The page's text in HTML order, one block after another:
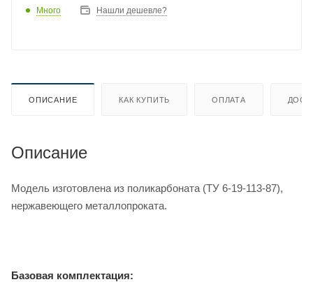
Много Нашли дешевле?
ОПИСАНИЕ КАК КУПИТЬ ОПЛАТА
Описание
Модель изготовлена из поликарбоната (ТУ 6-19-113-87),
нержавеющего металлопроката.
Базовая комплектация: